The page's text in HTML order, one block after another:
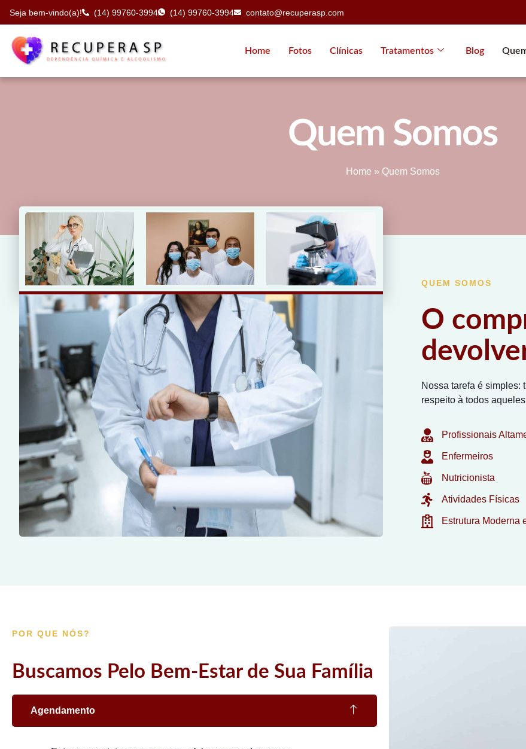
Seja bem-vindo(a)! (14) 99760-3994 (14) 99760-3994 contato@recuperasp.com
Home Fotos Clínicas Tratamentos Blog
Quem Somos
Home » Quem Somos
QUEM SOMOS
O
Nossa tarefa é simples:
respeito à todos
Profissionais
Enfermeiros
Nutricionista
Atividades Físicas
Estrutura Moderna
POR QUE NÓS?
Buscamos Pelo Bem-Estar de Sua Família
Agendamento